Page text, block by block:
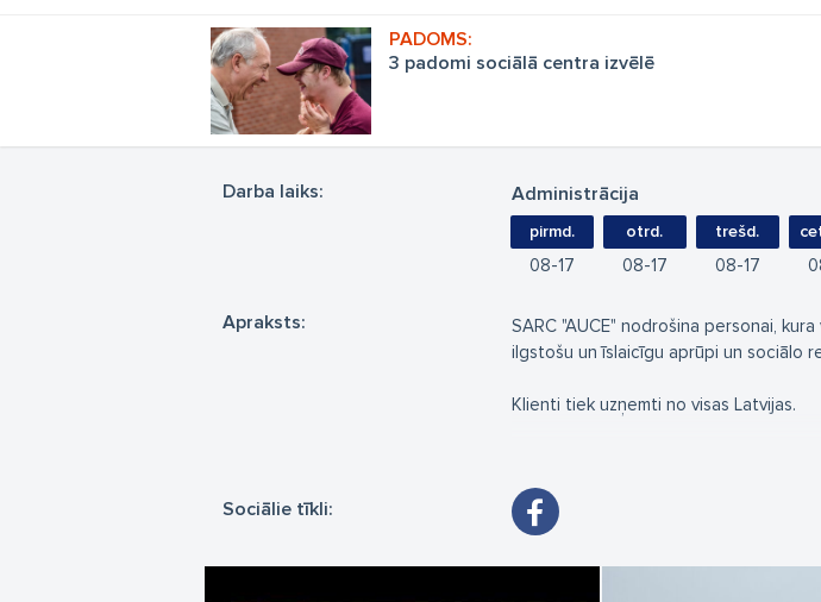
3 padomi sociālā centra izvēlē
Darba laiks: Administrācija
pirmd.
08 17
otrd.
08 17
trešd.
08 17
Apraksts:
SARC "AUCE" nodrošina personai,
ilgstošu un īslaicīgu aprūpi un sociālo
Klienti tiek uzņemti no visas Latvijas.
Nodrošinām kvalitatīvu diennakts
personām un personām ar invaliditāti.
Ārsti (kardiologs, ķirurgs, neirologs,
"AUCE" arī piedāvā saviem
ar Sanitārā transporta dienestu.
Sociālie tīkli: